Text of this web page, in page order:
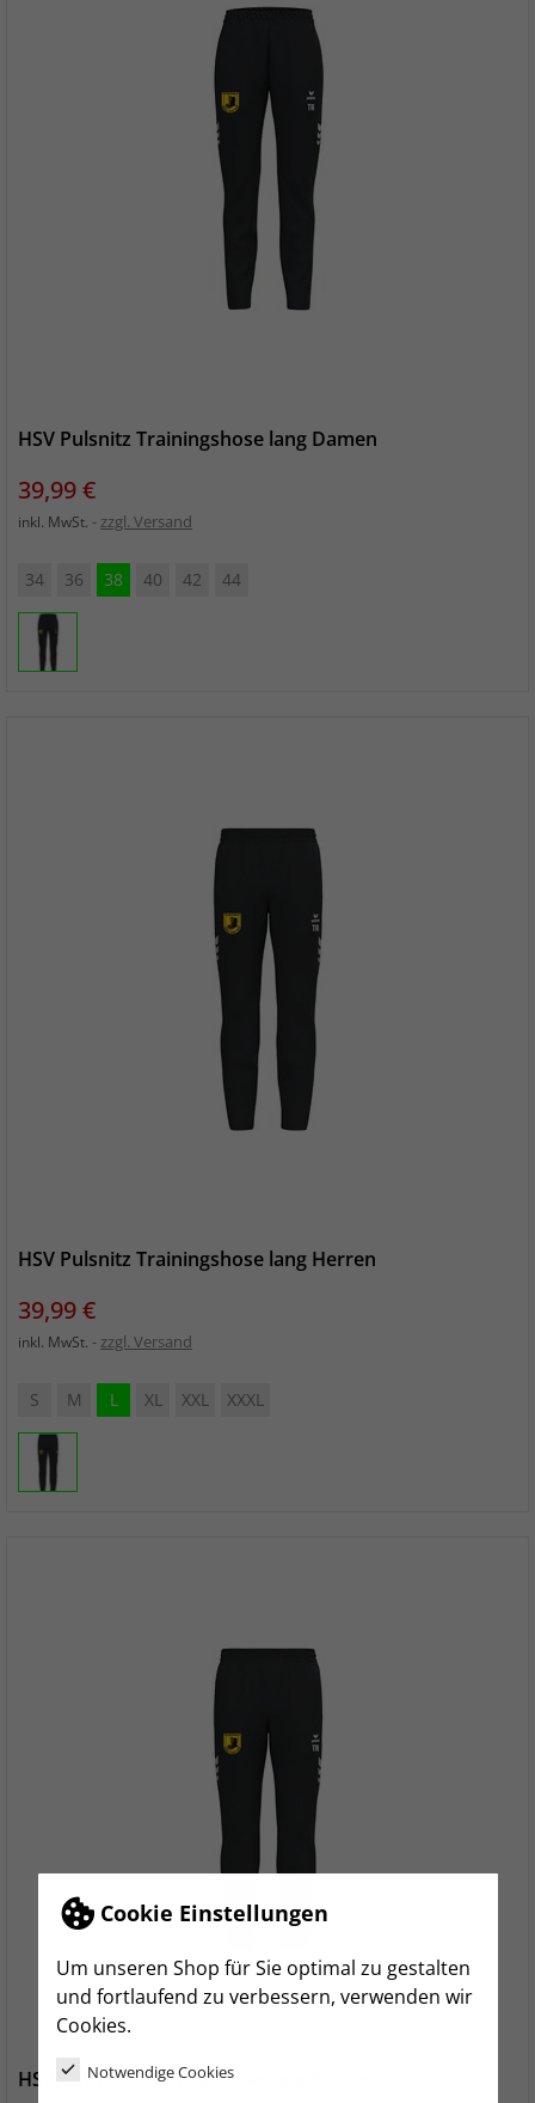
Cookie Einstellungen
Um unseren Shop für Sie optimal zu gestalten
und fortlaufend zu verbessern, verwenden wir
Cookies.
Notwendige Cookies
HSV Pulsnitz Trainingshose lang Damen
Preis
39,99 €
inkl. MwSt. zzgl. Versand
34 36 38 40 42 44
HSV Pulsnitz Trainingshose lang Herren
Preis
39,99 €
inkl. MwSt. zzgl. Versand
S M L XL XXL XXXL
HSV Pulsnitz Trainingshose lang Kinder